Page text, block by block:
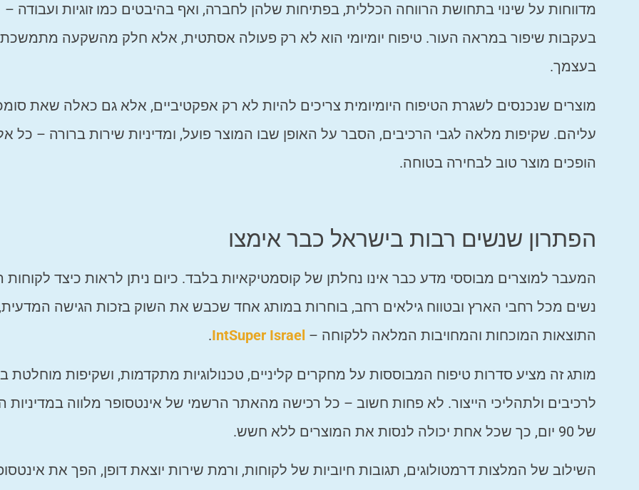
מדווחות על שינוי בתחושת הרווחה הכללית, בפתיחות שלהן לחברה, ואף בהיבטים כמו זוגיות ועבודה –
בעקבות שיפור במראה העור. טיפוח יומיומי הוא לא רק פעולה אסתטית, אלא חלק מהשקעה מתמשכת
בעצמך.
מוצרים שנכנסים לשגרת הטיפוח היומיומית צריכים להיות לא רק אפקטיביים, אלא גם כאלה שאת
עליהם. שקיפות מלאה לגבי הרכיבים, הסבר על האופן שבו המוצר פועל, ומדיניות שירות ברורה – כל
הופכים מוצר טוב לבחירה בטוחה.
הפתרון שנשים רבות בישראל כבר אימצו
המעבר למוצרים מבוססי מדע כבר אינו נחלתן של קוסמטיקאיות בלבד. כיום ניתן לראות כיצד לקוחות
נשים מכל רחבי הארץ ובטווח גילאים רחב, בוחרות במותג אחד שכבש את השוק בזכות הגישה
התוצאות המוכחות והמחויבות המלאה ללקוחה – IntSuper Israel
.
מותג זה מציע סדרות טיפוח המבוססות על מחקרים קליניים, טכנולוגיות מתקדמות, ושקיפות מוחלטת
לרכיבים ולתהליכי הייצור. לא פחות חשוב – כל רכישה מהאתר הרשמי של אינטסופר מלווה במדיניות
של 90 יום, כך שכל אחת יכולה לנסות את המוצרים ללא חשש.
השילוב של המלצות דרמטולוגים, תגובות חיוביות של לקוחות, ורמת שירות יוצאת דופן, הפך את